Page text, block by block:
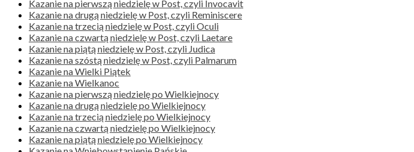
Kazanie na pierwszą niedzielę w Post, czyli Invocavit
Kazanie na drugą niedzielę w Post, czyli Reminiscere
Kazanie na trzecią niedzielę w Post, czyli Oculi
Kazanie na czwartą niedzielę w Post, czyli Laetare
Kazanie na piątą niedzielę w Post, czyli Judica
Kazanie na szóstą niedzielę w Post, czyli Palmarum
Kazanie na Wielki Piątek
Kazanie na Wielkanoc
Kazanie na pierwszą niedzielę po Wielkiejnocy
Kazanie na drugą niedzielę po Wielkiejnocy
Kazanie na trzecią niedzielę po Wielkiejnocy
Kazanie na czwartą niedzielę po Wielkiejnocy
Kazanie na piątą niedzielę po Wielkiejnocy